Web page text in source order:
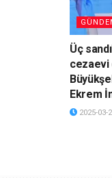
Üç
cezaevi
Ekrem
2025-03-